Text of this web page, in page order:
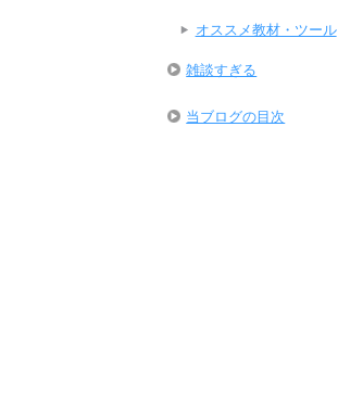
オススメ教材・ツール
雑談すぎる
当ブログの目次